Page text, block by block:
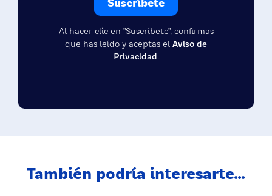
Al hacer clic en "Suscríbete", confirmas
que has leído y aceptas el Aviso de
Privacidad.
También podría interesarte...